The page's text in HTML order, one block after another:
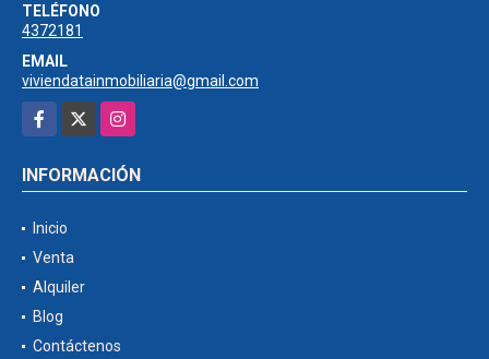
TELÉFONO
4372181
EMAIL
viviendatainmobiliaria@gmail.com
Facebook
Instagram
INFORMACIÓN
Inicio
Venta
Alquiler
Blog
Contáctenos